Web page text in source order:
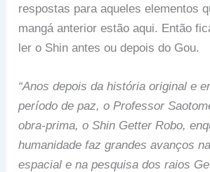
respostas para aqueles elementos
mangá anterior estão aqui. Então
ler o Shin antes ou depois do Gou.
“Anos depois da história original e
período de paz, o Professor
obra-prima, o Shin Getter Robo,
humanidade faz grandes avanços
espacial e na pesquisa dos raios